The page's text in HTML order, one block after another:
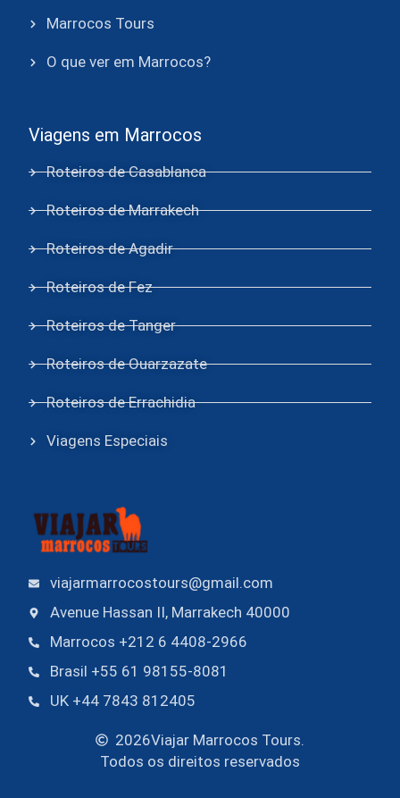
viajarmarrocostours@gmail.com
Avenue Hassan II, Marrakech 40000
Marrocos +212 6 4408-2966
Brasil +55 61 98155-8081
UK +44 7843 812405
2026Viajar Marrocos Tours.
Todos os direitos reservados
Viagens em Marrocos
Roteiros de Casablanca
Roteiros de Marrakech
Roteiros de Agadir
Roteiros de Fez
Roteiros de Tanger
Roteiros de Ouarzazate
Roteiros de Errachidia
Viagens Especiais
Marrocos Tours
O que ver em Marrocos?